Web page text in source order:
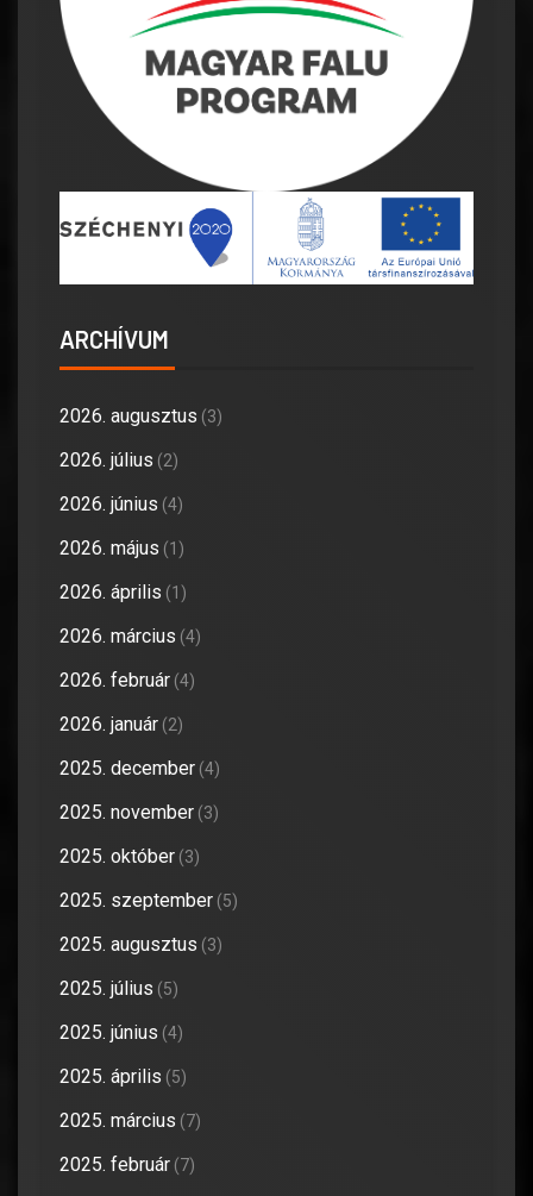
ARCHÍVUM
2026. augusztus (3)
2026. július (2)
2026. június (4)
2026. május (1)
2026. április (1)
2026. március (4)
2026. február (4)
2026. január (2)
2025. december (4)
2025. november (3)
2025. október (3)
2025. szeptember (5)
2025. augusztus (3)
2025. július (5)
2025. június (4)
2025. április (5)
2025. március (7)
2025. február (7)